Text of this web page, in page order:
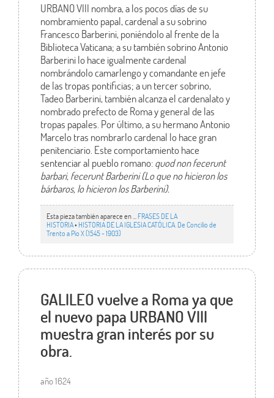
URBANO VIII nombra, a los pocos días de su
nombramiento papal, cardenal a su sobrino
Francesco Barberini, poniéndolo al frente de la
Biblioteca Vaticana; a su también sobrino Antonio
Barberini lo hace igualmente cardenal
nombrándolo camarlengo y comandante en jefe
de las tropas pontificias; a un tercer sobrino,
Tadeo Barberini, también alcanza el cardenalato y
nombrado prefecto de Roma y general de las
tropas papales. Por último, a su hermano Antonio
Marcelo tras nombrarlo cardenal lo hace gran
penitenciario. Este comportamiento hace
sentenciar al pueblo romano:quod non fecerunt
barbari, fecerunt Barberini (Lo que no hicieron los
bárbaros, lo hicieron los Barberini).
Esta pieza también aparece en ... FRASES DE LA
HISTORIA• HISTORIA DE LA IGLESIA CATÓLICA. De Concilio de
Trento a Pío X (1545 - 1903)
GALILEO vuelve a Roma ya que
el nuevo papa URBANO VIII
muestra gran interés por su
obra.
año 1624